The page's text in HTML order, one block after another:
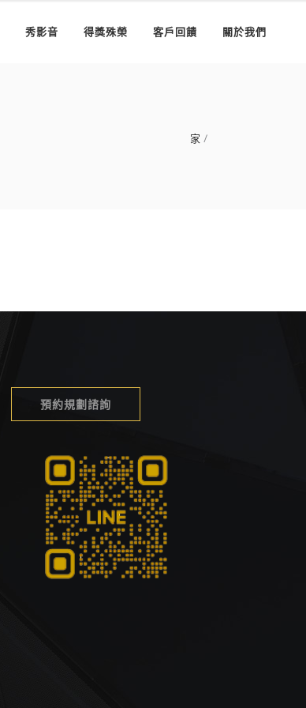
秀影音 得獎殊榮 客戶回饋 關於我們
家
預約規劃諮詢